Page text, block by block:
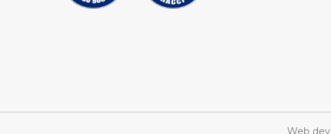
Web dev